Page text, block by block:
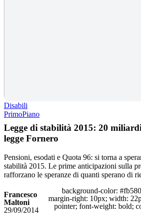
Disabili
PrimoPiano
Legge di stabilità 2015: 20
legge Fornero
Pensioni, esodati e Quota 96: si torna a
stabilità 2015. Le prime anticipazioni sulla
rafforzano le speranze di quanti sperano di
Francesco
Maltoni
29/09/2014
background-color:
margin-right: 10px; width:
pointer; font-weight: bold;